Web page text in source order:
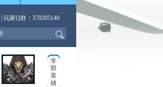
| 玩家Q群：370205140
*
全
部
英
雄